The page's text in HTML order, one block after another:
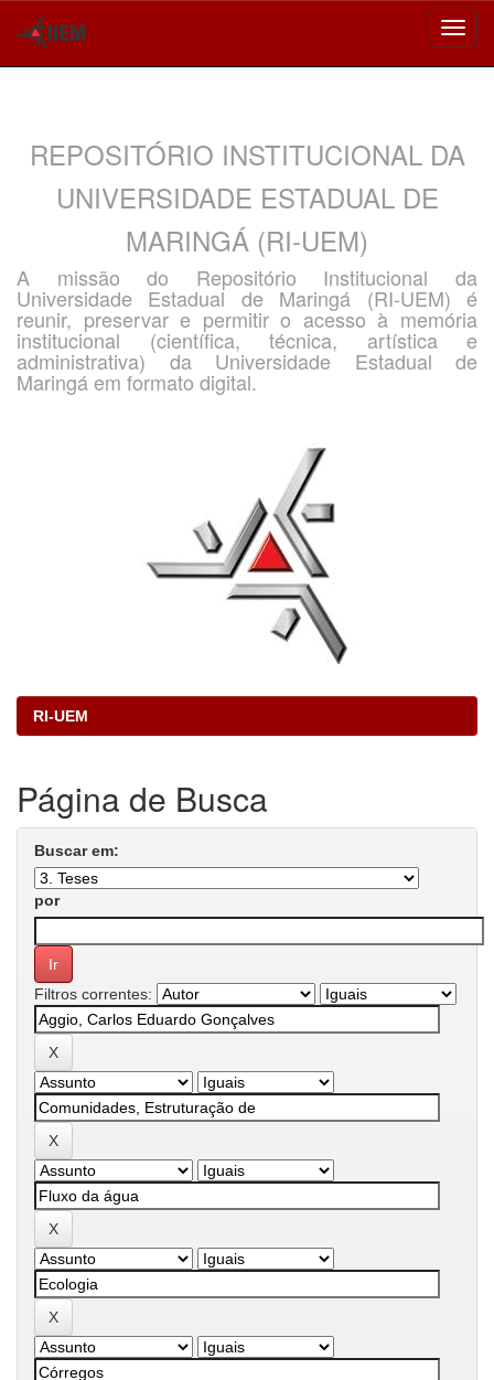
REPOSITÓRIO INSTITUCIONAL DA
UNIVERSIDADE ESTADUAL DE
MARINGÁ (RI-UEM)
A missão do Repositório Institucional da
Universidade Estadual de Maringá (RI-UEM) é
reunir, preservar e permitir o acesso à memória
institucional (científica, técnica, artística e
administrativa) da Universidade Estadual de
Maringá em formato digital.
RI-UEM
Página de Busca
Buscar em:
por
Filtros correntes: